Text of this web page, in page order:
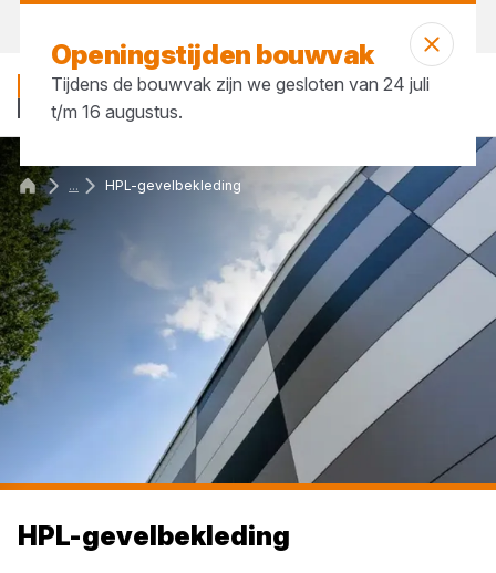
... HPL-gevelbekleding
HPL-gevelbekleding
Openingstijden bouwvak
Tijdens de bouwvak zijn we gesloten van 24 juli
t/m 16 augustus.